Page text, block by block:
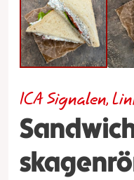
ICA Signalen,